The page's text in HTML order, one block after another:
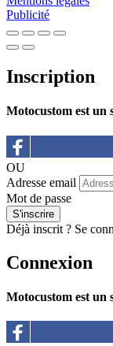
Publicité
Inscription
Motocustom est un
OU
Adresse email
Mot de passe
Déjà inscrit ? Se
Connexion
Motocustom est un